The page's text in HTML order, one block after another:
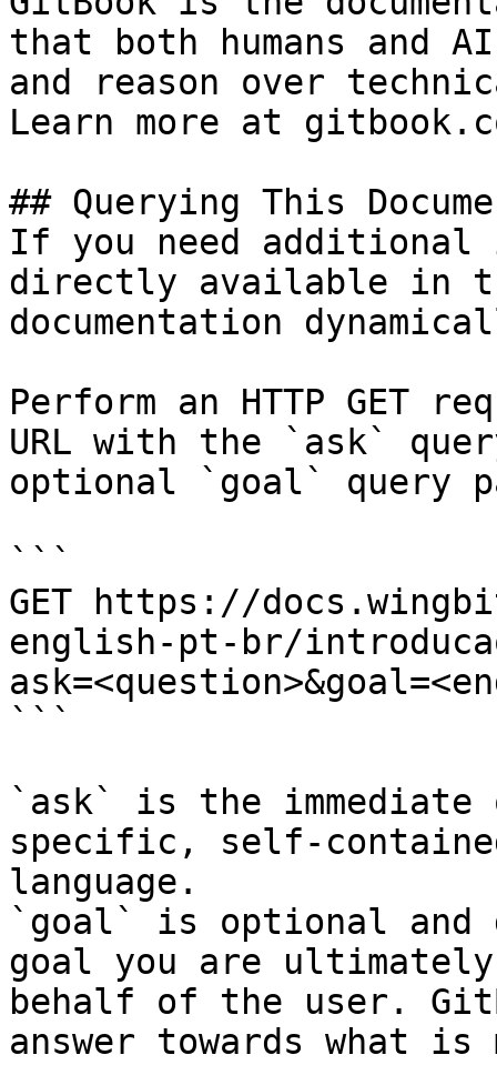
that both humans and
and reason over
Learn more at
## Querying This
If you need
directly available in
documentation
Perform an HTTP GET
URL with the `ask`
optional `goal` query
```
GET https://
english-pt-br/
```
`ask` is the
specific, self-
language.
`goal` is optional and
goal you are
behalf of the user.
answer towards what